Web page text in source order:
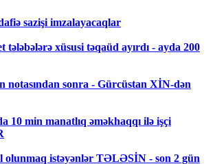
sazişi imzalayacaqlar
tələbələrə xüsusi təqaüd ayırdı - ayda 200
notasından sonra - Gürcüstan XİN-dən
10 min manatlıq əməkhaqqı ilə işçi
olunmaq istəyənlər TƏLƏSİN - son 2 gün